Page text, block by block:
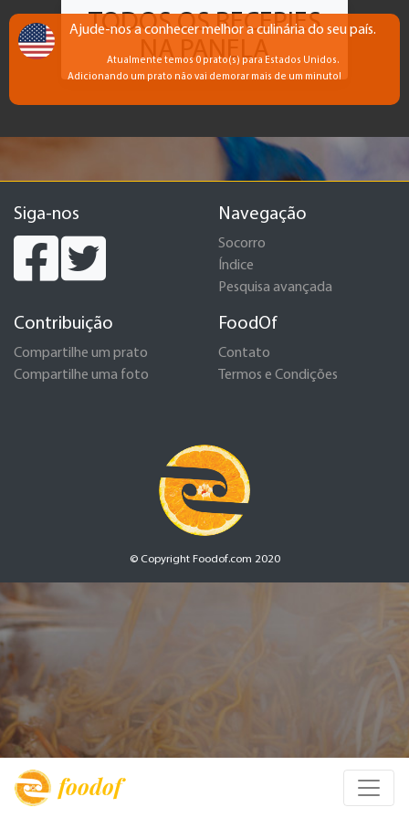
foodof
TODOS OS RECEPIES
NA PANELA
Siga-nos Navegação
Socorro
Índice
Pesquisa avançada
Contribuição
Compartilhe um prato
Compartilhe uma foto
FoodOf
Contato
Termos e Condições
© Copyright Foodof.com 2020
Ajude-nos a conhecer melhor a culinária do seu país.
Atualmente temos 0 prato(s) para Estados Unidos.
Adicionando um prato não vai demorar mais de um minuto!